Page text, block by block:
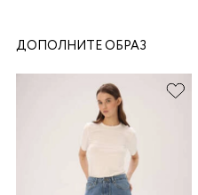
ДОПОЛНИТЕ ОБРАЗ